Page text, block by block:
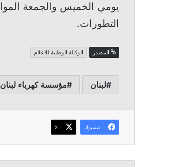
التطورات.
المصدر الوكالة الوطنية للاعلام
لبنان مؤسسة كهرباء لبنان
فيسبوك ‫X